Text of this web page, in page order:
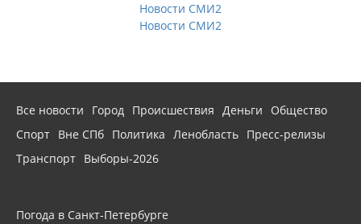
Новости СМИ2
Новости СМИ2
Все новости Город Происшествия Деньги
Общество
Спорт Вне СПб Политика Ленобласть Пресс-релизы
Транспорт Выборы-2026
Погода в Санкт-Петербурге